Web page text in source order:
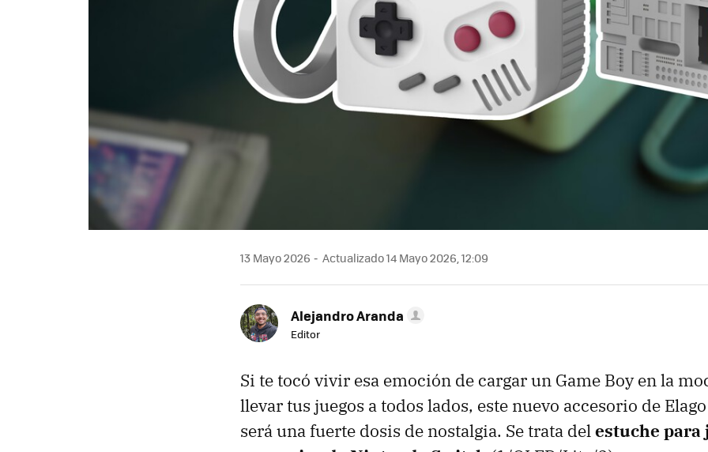
13 Mayo 2026 Actualizado 14 Mayo 2026, 12:09
Alejandro Aranda
Editor
Si te tocó vivir esa emoción de cargar un Game Boy en la
llevar tus juegos a todos lados, este nuevo accesorio de
será una fuerte dosis de nostalgia. Se trata delestuche para